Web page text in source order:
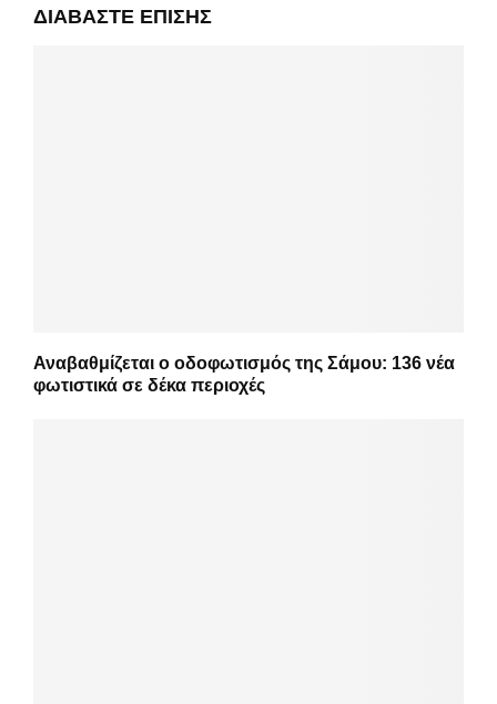
ΔΙΑΒΆΣΤΕ ΕΠΊΣΗΣ
Αναβαθμίζεται ο οδοφωτισμός της Σάμου: 136 νέα
φωτιστικά σε δέκα περιοχές